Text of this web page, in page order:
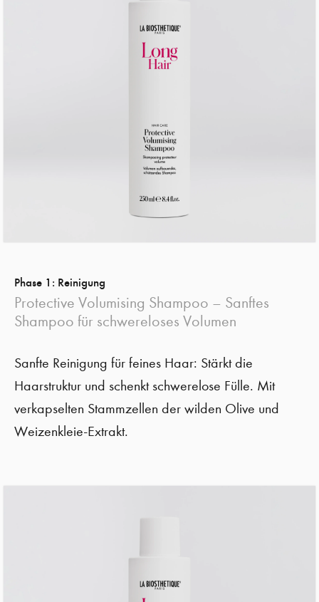
Phase 1: Reinigung
Protective Volumising Shampoo – Sanftes
Shampoo für schwereloses Volumen
Sanfte Reinigung für feines Haar: Stärkt die
Haarstruktur und schenkt schwerelose Fülle. Mit
verkapselten Stammzellen der wilden Olive und
Weizenkleie-Extrakt.